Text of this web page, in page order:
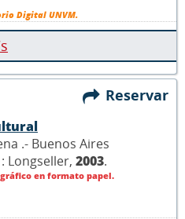
Digital UNVM.
Reservar
.- Buenos Aires
Longseller, 2003.
en formato papel.